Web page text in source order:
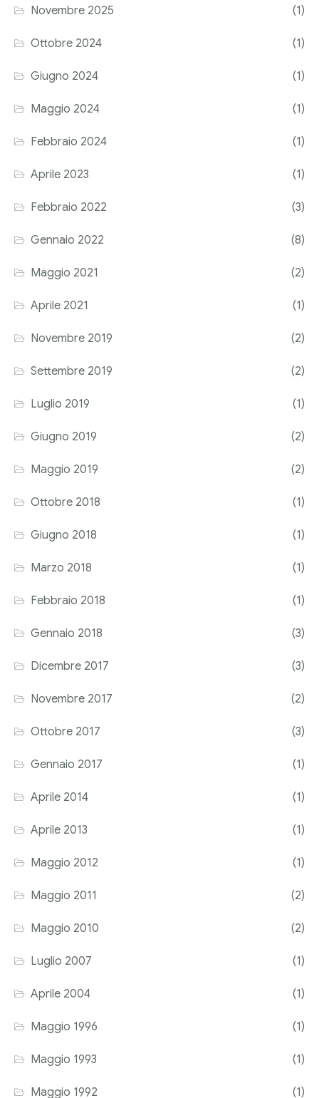
Novembre 2025 (1)
Ottobre 2024 (1)
Giugno 2024 (1)
Maggio 2024 (1)
Febbraio 2024 (1)
Aprile 2023 (1)
Febbraio 2022 (3)
Gennaio 2022 (8)
Maggio 2021 (2)
Aprile 2021 (1)
Novembre 2019 (2)
Settembre 2019 (2)
Luglio 2019 (1)
Giugno 2019 (2)
Maggio 2019 (2)
Ottobre 2018 (1)
Giugno 2018 (1)
Marzo 2018 (1)
Febbraio 2018 (1)
Gennaio 2018 (3)
Dicembre 2017 (3)
Novembre 2017 (2)
Ottobre 2017 (3)
Gennaio 2017 (1)
Aprile 2014 (1)
Aprile 2013 (1)
Maggio 2012 (1)
Maggio 2011 (2)
Maggio 2010 (2)
Luglio 2007 (1)
Aprile 2004 (1)
Maggio 1996 (1)
Maggio 1993 (1)
Maggio 1992 (1)